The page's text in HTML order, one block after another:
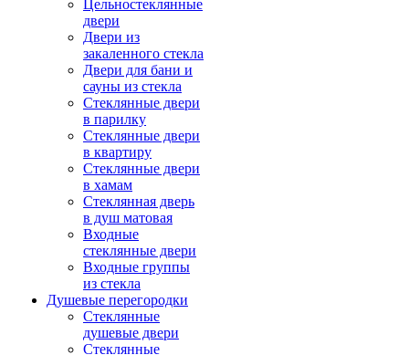
Цельностеклянные
двери
Двери из
закаленного стекла
Двери для бани и
сауны из стекла
Стеклянные двери
в парилку
Стеклянные двери
в квартиру
Стеклянные двери
в хамам
Стеклянная дверь
в душ матовая
Входные
стеклянные двери
Входные группы
из стекла
Душевые перегородки
Стеклянные
душевые двери
Стеклянные